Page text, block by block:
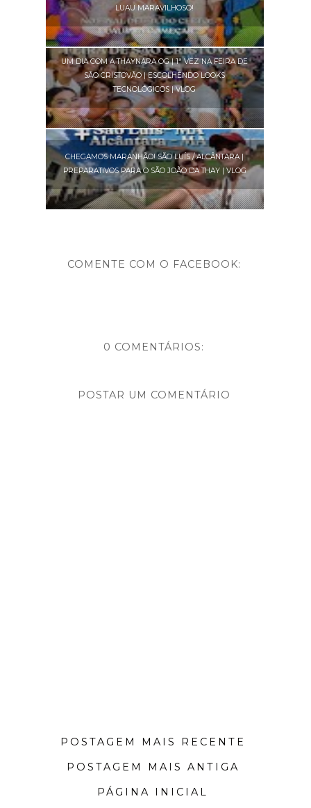
LUAU MARAVILHOSO!
UM DIA COM A THAYNARA OG | 1ª VEZ NA FEIRA DE
SÃO CRISTOVÃO | ESCOLHENDO LOOKS
TECNOLÓGICOS | VLOG
CHEGAMOS MARANHÃO! SÃO LUÍS / ALCÂNTARA |
PREPARATIVOS PARA O SÃO JOÃO DA THAY | VLOG
COMENTE COM O FACEBOOK:
0 COMENTÁRIOS:
POSTAR UM COMENTÁRIO
POSTAGEM MAIS RECENTE
POSTAGEM MAIS ANTIGA
PÁGINA INICIAL